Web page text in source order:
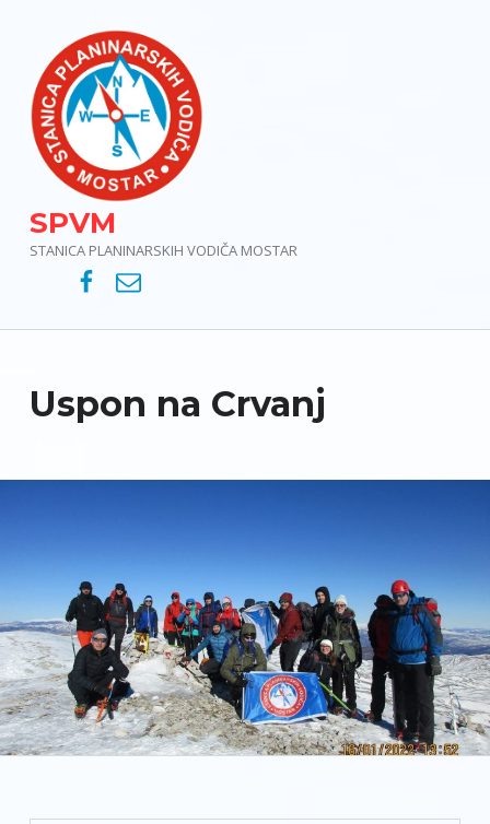
SPVM
STANICA PLANINARSKIH VODIČA MOSTAR
SPVM – Facebook
SPVM – e-mail
Uspon na Crvanj